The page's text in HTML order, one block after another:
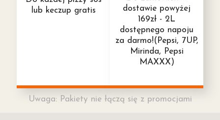
lub keczup gratis
dostawie powyżej
169zł - 2L
dostępnego napoju
za darmo!(Pepsi, 7UP,
Mirinda, Pepsi
MAXXX)
Uwaga: Pakiety nie łączą się z promocjami